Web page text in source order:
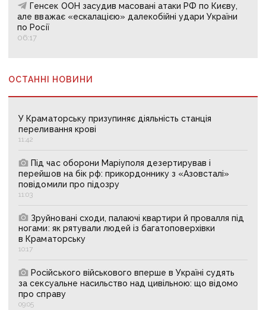
Генсек ООН засудив масовані атаки РФ по Києву,
але вважає «ескалацією» далекобійні удари України
по Росії
06:17
ОСТАННІ НОВИНИ
У Краматорську призупиняє діяльність станція
переливання крові
11:42
Під час оборони Маріуполя дезертирував і
перейшов на бік рф: прикордоннику з «Азовсталі»
повідомили про підозру
11:03
Зруйновані сходи, палаючі квартири й провалля під
ногами: як рятували людей із багатоповерхівки
в Краматорську
10:17
Російського військового вперше в Україні судять
за сексуальне насильство над цивільною: що відомо
про справу
09:05